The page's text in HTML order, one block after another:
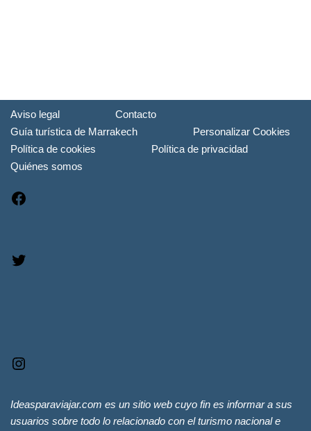
Aviso legal
Contacto
Guía turística de Marrakech
Personalizar Cookies
Política de cookies
Política de privacidad
Quiénes somos
Ideasparaviajar.com es un sitio web cuyo fin es informar a sus
usuarios sobre todo lo relacionado con el turismo nacional e